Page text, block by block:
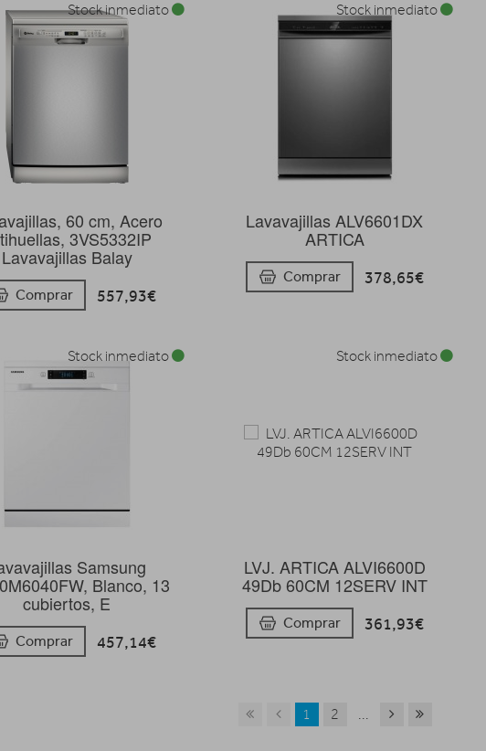
60 cm, Acero
3VS5332IP
Lavavajillas Balay
Comprar 557,93€
Stock inmediato
Lavavajillas ALV6601DX
ARTICA
Comprar 378,65€
Stock inmediato
Samsung
Blanco, 13
cubiertos, E
Comprar 457,14€
Stock inmediato
LVJ. ARTICA ALVI6600D
49Db 60CM 12SERV INT
Comprar 361,93€
Stock inmediato
1 2 ...